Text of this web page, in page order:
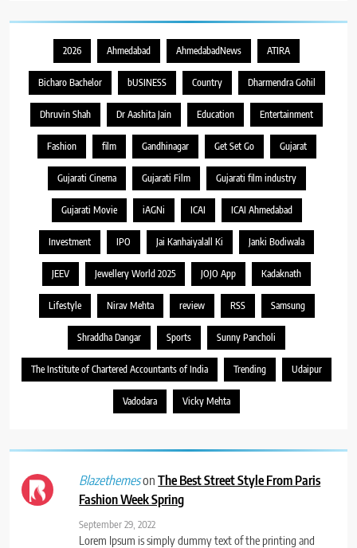
2026 Ahmedabad AhmedabadNews ATIRA
Bicharo Bachelor bUSINESS Country Dharmendra Gohil
Dhruvin Shah Dr Aashita Jain Education Entertainment
Fashion film Gandhinagar Get Set Go Gujarat
Gujarati Cinema Gujarati Film Gujarati film industry
Gujarati Movie iAGNi ICAI ICAI Ahmedabad
Investment IPO Jai Kanhaiyalall Ki Janki Bodiwala
JEEV Jewellery World 2025 JOJO App Kadaknath
Lifestyle Nirav Mehta review RSS Samsung
Shraddha Dangar Sports Sunny Pancholi
The Institute of Chartered Accountants of India Trending Udaipur
Vadodara Vicky Mehta
BlazethemesonThe Best Street Style From Paris
Fashion Week Spring
September 29, 2022
Lorem Ipsum is simply dummy text of the printing and